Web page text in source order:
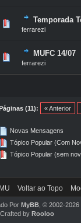
Temporada
ferrarezi
totalidade
34
MUFC 14/07
ferrarezi
totalidade
34
(11): « Anterior
Novas Mensagens
Tópico Popular (Com
Tópico Popular (sem
Voltar ao Topo
Por MyBB, © 2002-2026
by Rooloo